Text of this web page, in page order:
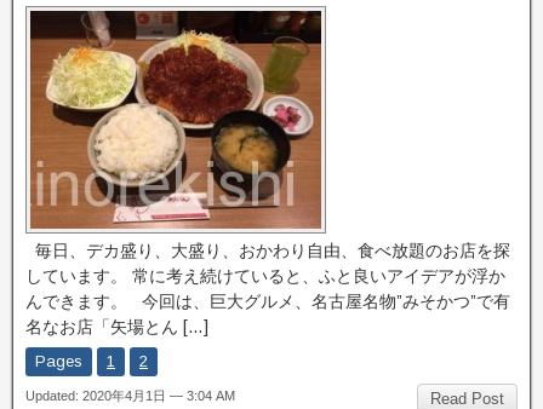
毎日、デカ盛り、大盛り、おかわり自由、食べ放題のお店を探
しています。 常に考え続けていると、ふと良いアイデアが浮か
んできます。 今回は、巨大グルメ、名古屋名物”みそかつ”で有
名なお店「矢場とん […]
Pages 1 2
Read Post
Updated: 2020年4月1日 — 3:04 AM